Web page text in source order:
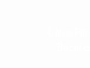
Calea